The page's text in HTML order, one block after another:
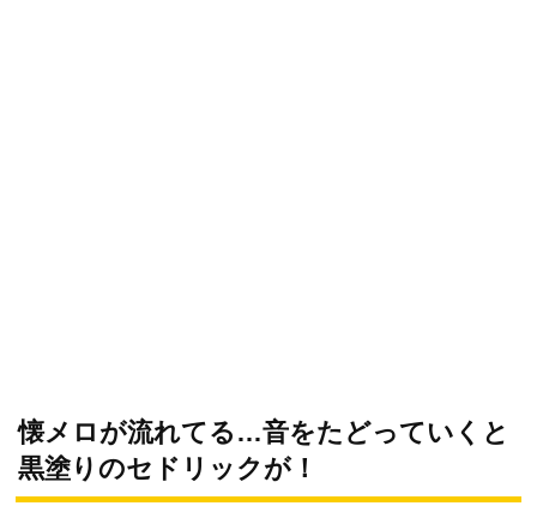
懐メロが流れてる…音をたどっていくと
黒塗りのセドリックが！